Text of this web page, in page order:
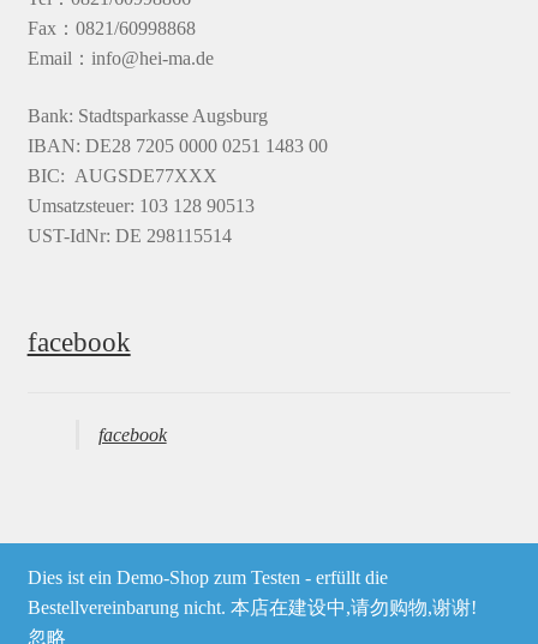
Fax：0821/60998868
Email：info@hei-ma.de
Bank: Stadtsparkasse Augsburg
IBAN: DE28 7205 0000 0251 1483 00
BIC: AUGSDE77XXX
Umsatzsteuer: 103 128 90513
UST-IdNr: DE 298115514
facebook
facebook
© Heima online 2026
Dies ist ein Demo-Shop zum Testen - erfüllt die
Bestellvereinbarung nicht. 本店在建设中,请勿购物,谢谢!
忽略